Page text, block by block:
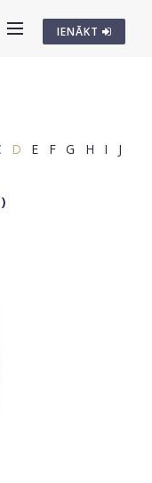
IENĀKT
D E F G H I
J
)